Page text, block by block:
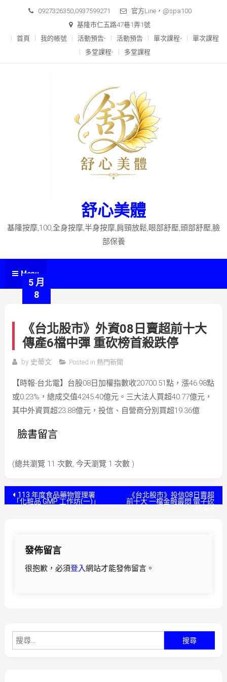
content
0927326350,0937599271
官方Line，@spa100
基隆市仁五路47巷1弄1號
首頁
我的帳號 活動預告- 活動預告 單次課程-
單次課程
多堂課程-
多堂課程
舒心美體
基隆按摩,100,全身按摩,半身按摩,肩頸放鬆,眼部舒壓,頭部舒壓,臉
部保養
Menu
5 月
8
《台北股市》外資08日賣超前十大
傳產6檔中彈 重砍榜首殺跌停
by 史蒂文 Posted in 熱門新聞
【時報-台北電】台股08日加權指數收20700.51點，漲46.98點
或0.23%，總成交值4245.40億元。三大法人買超40.77億元，
其中外資買超23.88億元，投信、自營商分別買超19.36億
臉書留言
(總共瀏覽 11 次數, 今天瀏覽 1 次數 )
文113 年度食品藥物管理署
「化粧品 GMP 工作坊(一)」
《台北股市》投信08日賣超
前十大 一檔金融最悶 電子砍
發佈留言
很抱歉，必須登入網站才能發佈留言。
尋